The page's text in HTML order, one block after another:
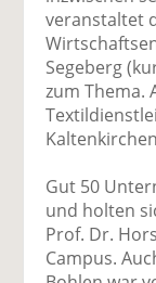
veranstaltet
Segeberg
zum Thema.
Gut 50
und holten
Prof. Dr.
Campus.